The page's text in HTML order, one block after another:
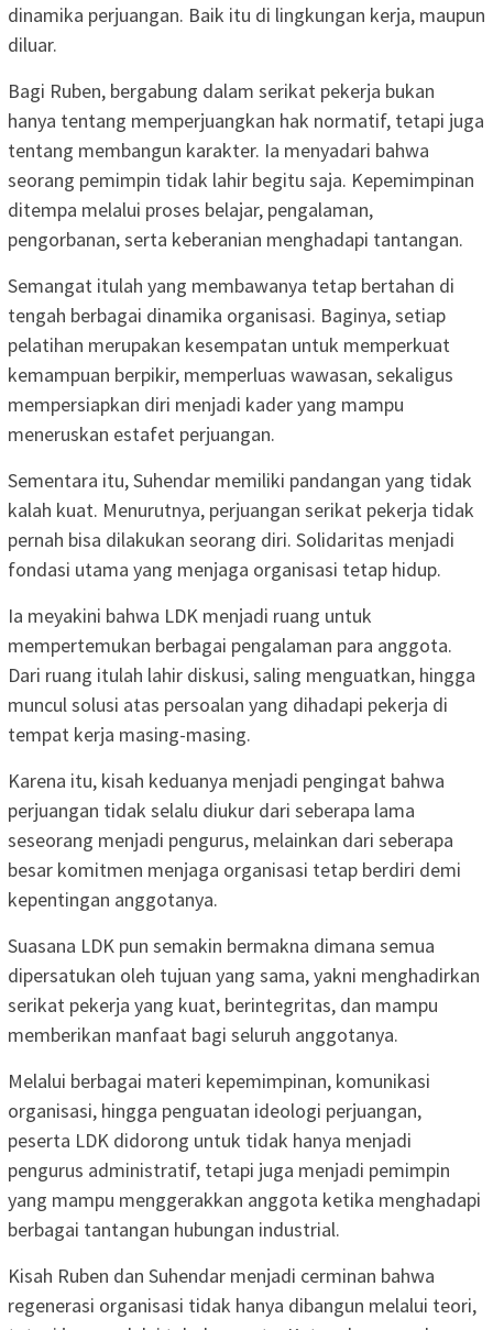
dinamika perjuangan. Baik itu di lingkungan kerja, maupun
diluar.
Bagi Ruben, bergabung dalam serikat pekerja bukan
hanya tentang memperjuangkan hak normatif, tetapi juga
tentang membangun karakter. Ia menyadari bahwa
seorang pemimpin tidak lahir begitu saja. Kepemimpinan
ditempa melalui proses belajar, pengalaman,
pengorbanan, serta keberanian menghadapi tantangan.
Semangat itulah yang membawanya tetap bertahan di
tengah berbagai dinamika organisasi. Baginya, setiap
pelatihan merupakan kesempatan untuk memperkuat
kemampuan berpikir, memperluas wawasan, sekaligus
mempersiapkan diri menjadi kader yang mampu
meneruskan estafet perjuangan.
Sementara itu, Suhendar memiliki pandangan yang tidak
kalah kuat. Menurutnya, perjuangan serikat pekerja tidak
pernah bisa dilakukan seorang diri. Solidaritas menjadi
fondasi utama yang menjaga organisasi tetap hidup.
Ia meyakini bahwa LDK menjadi ruang untuk
mempertemukan berbagai pengalaman para anggota.
Dari ruang itulah lahir diskusi, saling menguatkan, hingga
muncul solusi atas persoalan yang dihadapi pekerja di
tempat kerja masing-masing.
Karena itu, kisah keduanya menjadi pengingat bahwa
perjuangan tidak selalu diukur dari seberapa lama
seseorang menjadi pengurus, melainkan dari seberapa
besar komitmen menjaga organisasi tetap berdiri demi
kepentingan anggotanya.
Suasana LDK pun semakin bermakna dimana semua
dipersatukan oleh tujuan yang sama, yakni menghadirkan
serikat pekerja yang kuat, berintegritas, dan mampu
memberikan manfaat bagi seluruh anggotanya.
Melalui berbagai materi kepemimpinan, komunikasi
organisasi, hingga penguatan ideologi perjuangan,
peserta LDK didorong untuk tidak hanya menjadi
pengurus administratif, tetapi juga menjadi pemimpin
yang mampu menggerakkan anggota ketika menghadapi
berbagai tantangan hubungan industrial.
Kisah Ruben dan Suhendar menjadi cerminan bahwa
regenerasi organisasi tidak hanya dibangun melalui teori,